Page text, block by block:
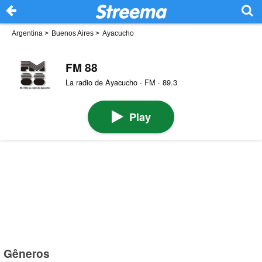
Argentina > Buenos Aires > Ayacucho
FM 88
La radio de Ayacucho · FM · 89.3
Play
Gêneros